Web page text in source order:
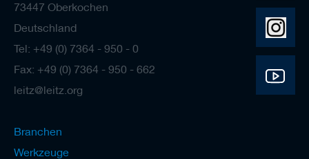
73447 Oberkochen
Deutschland
Tel: +49 (0) 7364 - 950 - 0
Fax: +49 (0) 7364 - 950 - 662
leitz@leitz.org
Branchen
Werkzeuge